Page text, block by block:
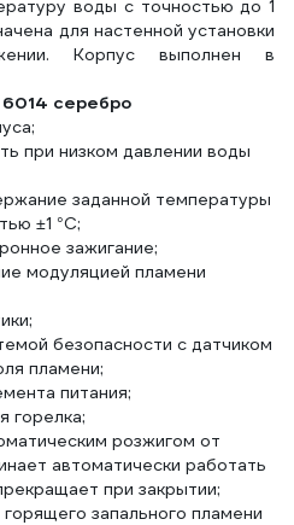
воды с точностью до 1
для настенной установки
Корпус выполнен в
серебро
при низком давлении воды
заданной температуры
±1 °С;
зажигание;
модуляцией пламени
безопасности с датчиком
пламени;
питания;
горелка;
розжигом от
автоматически работать
при закрытии;
запального пламени